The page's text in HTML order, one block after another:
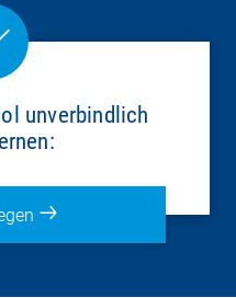
unverbindlich